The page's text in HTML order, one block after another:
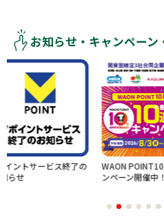
お知らせ・キャンペーン
終了の
WAON POINT10周年キャ
ンペーン開催中！